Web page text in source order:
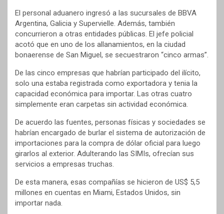
El personal aduanero ingresó a las sucursales de BBVA
Argentina, Galicia y Supervielle. Además, también
concurrieron a otras entidades públicas. El jefe policial
acotó que en uno de los allanamientos, en la ciudad
bonaerense de San Miguel, se secuestraron “cinco armas”.
De las cinco empresas que habrían participado del ilícito,
solo una estaba registrada como exportadora y tenia la
capacidad económica para importar. Las otras cuatro
simplemente eran carpetas sin actividad económica.
De acuerdo las fuentes, personas físicas y sociedades se
habrían encargado de burlar el sistema de autorización de
importaciones para la compra de dólar oficial para luego
girarlos al exterior. Adulterando las SIMIs, ofrecían sus
servicios a empresas truchas.
De esta manera, esas compañías se hicieron de US$ 5,5
millones en cuentas en Miami, Estados Unidos, sin
importar nada.